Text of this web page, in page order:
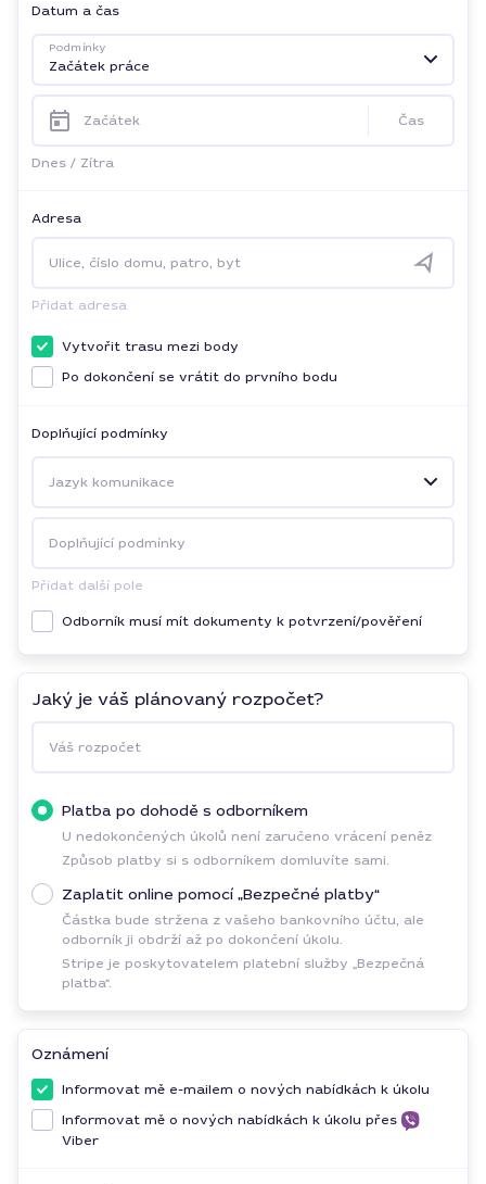
Datum a čas
Podmínky
Začátek práce
Začátek Čas
Dnes / Zítra
Adresa
Ulice, číslo domu, patro, byt
Přidat adresa
Vytvořit trasu mezi body
Po dokončení se vrátit do prvního bodu
Doplňující podmínky
Jazyk komunikace
Doplňující podmínky
Přidat další pole
Odborník musí mít dokumenty k potvrzení/pověření
Jaký je váš plánovaný rozpočet?
Váš rozpočet
Platba po dohodě s odborníkem
U nedokončených úkolů není zaručeno vrácení peněz
Způsob platby si s odborníkem domluvíte sami.
Zaplatit online pomocí „Bezpečné platby“
Částka bude stržena z vašeho bankovního účtu, ale
odborník ji obdrží až po dokončení úkolu.
Stripe je poskytovatelem platební služby „Bezpečná
platba“.
Oznámení
Informovat mě e-mailem o nových nabídkách k úkolu
Informovat mě o nových nabídkách k úkolu přes
Viber